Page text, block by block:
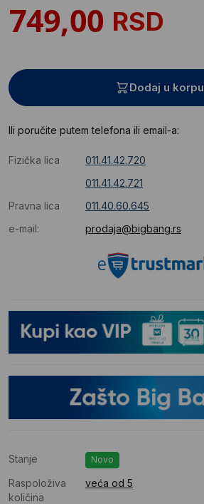
RSD
Dodaj u korpu
Ili poručite putem telefona ili email-a:
Fizička lica
011.41.42.720
011.41.42.721
Pravna lica
011.40.60.645
e-mail:
prodaja@bigbang.rs
Stanje Novo
Raspoloživa
količina
veća od 5